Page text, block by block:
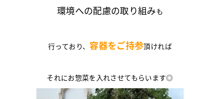
環境への配慮の取り組みも
行っており、 容器をご持参頂ければ
それにお惣菜を入れさせてもらいます◎